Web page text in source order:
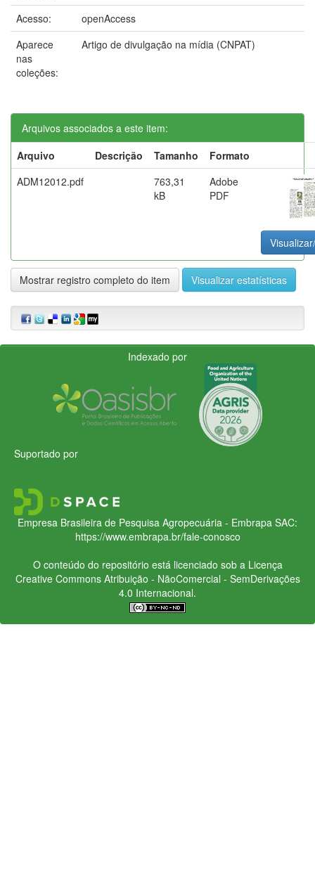
Acesso:
openAccess
Aparece
nas
coleções:
Artigo de divulgação na mídia (CNPAT)
Arquivos associados a este item:
Arquivo
Descrição Tamanho
Formato
ADM12012.pdf
763,31
kB
Adobe
PDF
Mostrar registro completo do item Visualizar estatísticas
Indexado por
Suportado por
Empresa Brasileira de Pesquisa Agropecuária - Embrapa SAC:
https://www.embrapa.br/fale-conosco
O conteúdo do repositório está licenciado sob a Licença
Creative CommonsAtribuição - NãoComercial - SemDerivações
4.0 Internacional.